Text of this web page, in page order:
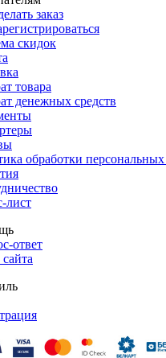
заказ
скидок
товара
денежных средств
обработки
лист
ответ